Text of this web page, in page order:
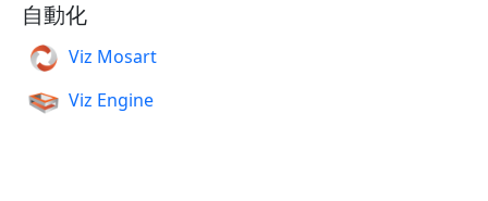
自動化
Viz Mosart
Viz Engine